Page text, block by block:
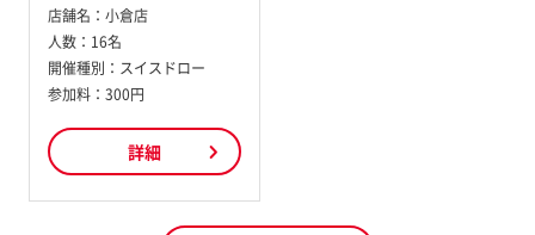
店舗名： 小倉店
人数： 16名
開催種別： スイスドロー
参加料： 300円
詳細